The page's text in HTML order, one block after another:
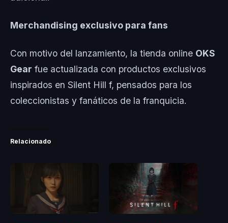
Merchandising exclusivo para fans
Con motivo del lanzamiento, la tienda online OKS
Gear fue actualizada con productos exclusivos
inspirados en Silent Hill f, pensados para los
coleccionistas y fanáticos de la franquicia.
Relacionado